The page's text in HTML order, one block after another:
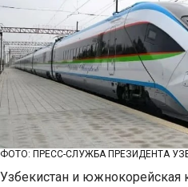
ФОТО: ПРЕСС-СЛУЖБА ПРЕЗИДЕНТА
Узбекистан и южнокорейская